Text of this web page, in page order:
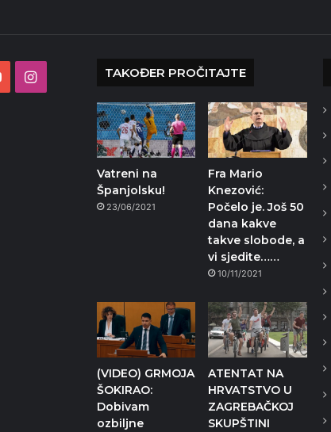
YouTubeInstagram TAKOĐER PROČITAJTE
Vatreni na
Španjolsku!
23/06/2021
Fra Mario
Knezović:
Počelo je. Još 50
dana kakve
takve slobode, a
vi sjedite……
10/11/2021
(VIDEO) GRMOJA
ŠOKIRAO:
Dobivam
ozbiljne
ATENTAT NA
HRVATSTVO U
ZAGREBAČKOJ
SKUPŠTINI